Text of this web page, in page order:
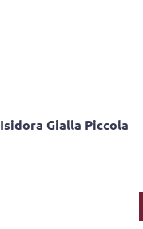
Isidora Gialla Piccola